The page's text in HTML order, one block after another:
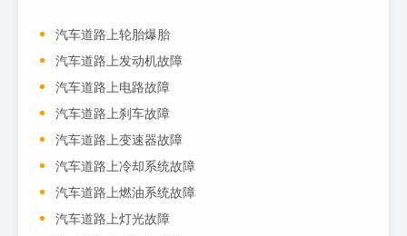
汽车道路上轮胎爆胎
汽车道路上发动机故障
汽车道路上电路故障
汽车道路上刹车故障
汽车道路上变速器故障
汽车道路上冷却系统故障
汽车道路上燃油系统故障
汽车道路上灯光故障